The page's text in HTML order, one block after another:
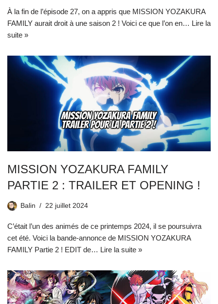
À la fin de l’épisode 27, on a appris que MISSION YOZAKURA
FAMILY aurait droit à une saison 2 ! Voici ce que l’on en… Lire la
suite »
MISSION YOZAKURA FAMILY
PARTIE 2 : TRAILER ET OPENING !
Balin 22 juillet 2024
C’était l’un des animés de ce printemps 2024, il se poursuivra
cet été. Voici la bande-annonce de MISSION YOZAKURA
FAMILY Partie 2 ! EDIT de… Lire la suite »